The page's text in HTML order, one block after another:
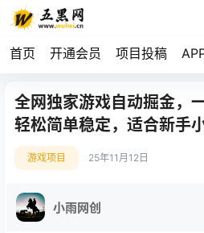
首页 开通会员 项目投稿
全网独家游戏自动掘金，
轻松简单稳定，适合新手
游戏项目 25年11月12日
小雨网创